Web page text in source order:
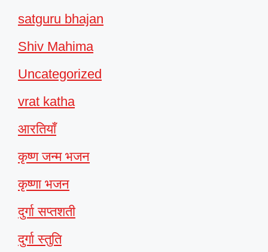
satguru bhajan
Shiv Mahima
Uncategorized
vrat katha
आरतियाँ
कृष्ण जन्म भजन
कृष्णा भजन
दुर्गा सप्तशती
दुर्गा स्तुति